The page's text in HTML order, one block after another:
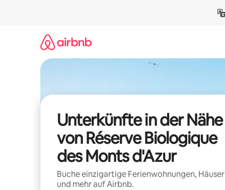
Unterkünfte in der Nähe
von Réserve Biologique
des Monts d'Azur
Buche einzigartige Ferienwohnungen, Häuser
und mehr auf Airbnb.